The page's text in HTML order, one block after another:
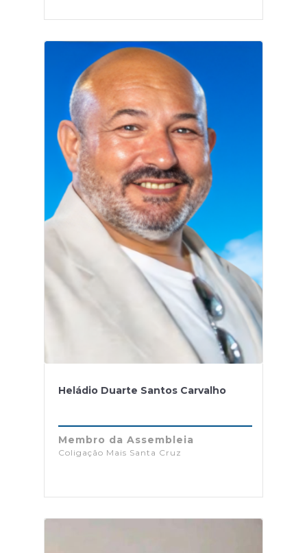
Heládio Duarte Santos Carvalho
Membro da Assembleia
Coligação Mais Santa Cruz